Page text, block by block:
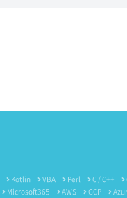
Kotlin VBA Perl C / C++
Microsoft365 AWS GCP